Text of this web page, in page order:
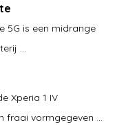
5G is een midrange
...
Xperia 1 IV
vormgegeven ...